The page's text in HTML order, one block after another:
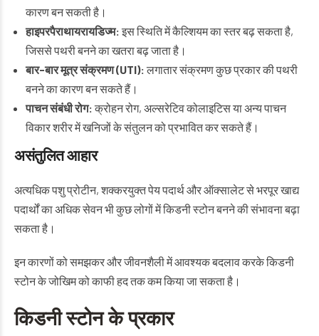
कारण बन सकती है।
हाइपरपैराथायरायडिज्म: इस स्थिति में कैल्शियम का स्तर बढ़ सकता है,
जिससे पथरी बनने का खतरा बढ़ जाता है।
बार-बार मूत्र संक्रमण (UTI): लगातार संक्रमण कुछ प्रकार की पथरी
बनने का कारण बन सकते हैं।
पाचन संबंधी रोग: क्रोहन रोग, अल्सरेटिव कोलाइटिस या अन्य पाचन
विकार शरीर में खनिजों के संतुलन को प्रभावित कर सकते हैं।
असंतुलित आहार
अत्यधिक पशु प्रोटीन, शक्करयुक्त पेय पदार्थ और ऑक्सालेट से भरपूर खाद्य
पदार्थों का अधिक सेवन भी कुछ लोगों में किडनी स्टोन बनने की संभावना बढ़ा
सकता है।
इन कारणों को समझकर और जीवनशैली में आवश्यक बदलाव करके किडनी
स्टोन के जोखिम को काफी हद तक कम किया जा सकता है।
किडनी स्टोन के प्रकार